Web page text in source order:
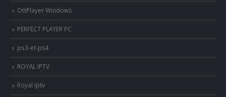
OttPlayer Windows
PERFECT PLAYER PC
ps3-et-ps4
ROYAL IPTV
Royal iptv